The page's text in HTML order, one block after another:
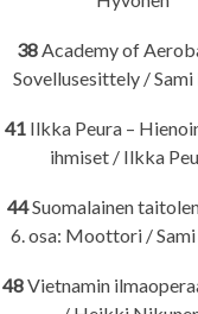
38 Academy of
Sovellusesittely /
41 Ilkka Peura –
ihmiset / Ilkka
44Suomalainen
6. osa: Moottori /
48Vietnamin